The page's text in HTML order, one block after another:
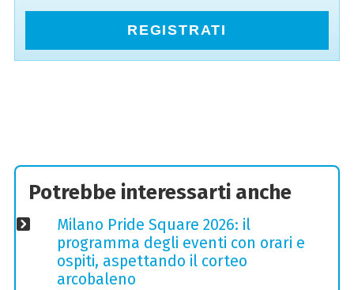
REGISTRATI
Potrebbe interessarti anche
Milano Pride Square 2026: il
programma degli eventi con orari e
ospiti, aspettando il corteo
arcobaleno